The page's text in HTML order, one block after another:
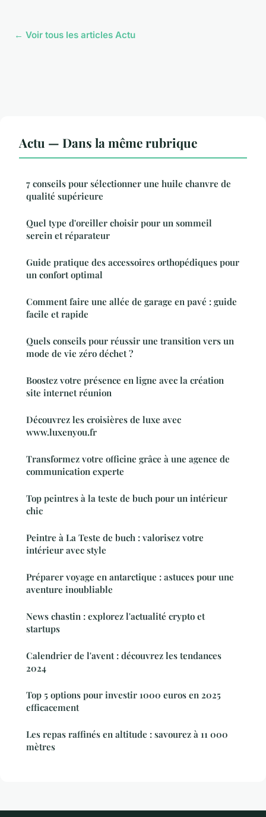
← Voir tous les articles Actu
Actu — Dans la même rubrique
7 conseils pour sélectionner une huile chanvre de
qualité supérieure
Quel type d'oreiller choisir pour un sommeil
serein et réparateur
Guide pratique des accessoires orthopédiques pour
un confort optimal
Comment faire une allée de garage en pavé : guide
facile et rapide
Quels conseils pour réussir une transition vers un
mode de vie zéro déchet ?
Boostez votre présence en ligne avec la création
site internet réunion
Découvrez les croisières de luxe avec
www.luxenyou.fr
Transformez votre officine grâce à une agence de
communication experte
Top peintres à la teste de buch pour un intérieur
chic
Peintre à La Teste de buch : valorisez votre
intérieur avec style
Préparer voyage en antarctique : astuces pour une
aventure inoubliable
News chastin : explorez l'actualité crypto et
startups
Calendrier de l'avent : découvrez les tendances
2024
Top 5 options pour investir 1000 euros en 2025
efficacement
Les repas raffinés en altitude : savourez à 11 000
mètres